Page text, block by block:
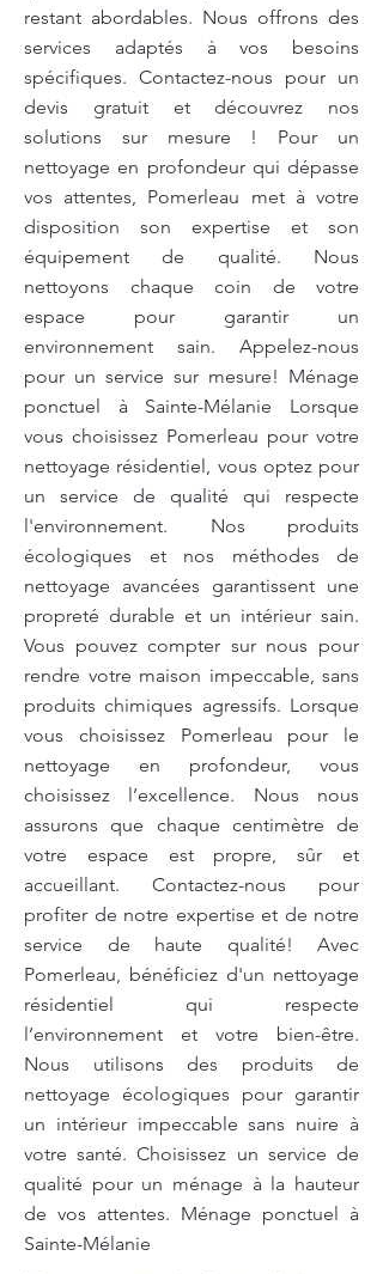
restant abordables. Nous offrons des
services adaptés à vos besoins
spécifiques. Contactez-nous pour un
devis gratuit et découvrez nos
solutions sur mesure ! Pour un
nettoyage en profondeur qui dépasse
vos attentes, Pomerleau met à votre
disposition son expertise et son
équipement de qualité. Nous
nettoyons chaque coin de votre
espace pour garantir un
environnement sain. Appelez-nous
pour un service sur mesure! Ménage
ponctuel à Sainte-Mélanie Lorsque
vous choisissez Pomerleau pour votre
nettoyage résidentiel, vous optez pour
un service de qualité qui respecte
l'environnement. Nos produits
écologiques et nos méthodes de
nettoyage avancées garantissent une
propreté durable et un intérieur sain.
Vous pouvez compter sur nous pour
rendre votre maison impeccable, sans
produits chimiques agressifs. Lorsque
vous choisissez Pomerleau pour le
nettoyage en profondeur, vous
choisissez l’excellence. Nous nous
assurons que chaque centimètre de
votre espace est propre, sûr et
accueillant. Contactez-nous pour
profiter de notre expertise et de notre
service de haute qualité! Avec
Pomerleau, bénéficiez d'un nettoyage
résidentiel qui respecte
l’environnement et votre bien-être.
Nous utilisons des produits de
nettoyage écologiques pour garantir
un intérieur impeccable sans nuire à
votre santé. Choisissez un service de
qualité pour un ménage à la hauteur
de vos attentes. Ménage ponctuel à
Sainte-Mélanie